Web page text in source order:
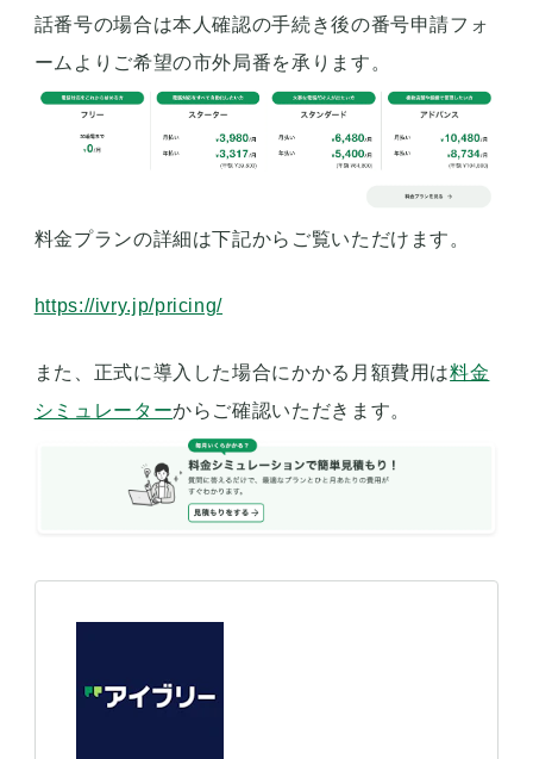
話番号の場合は本人確認の手続き後の番号申請フォ
ームよりご希望の市外局番を承ります。
料金プランの詳細は下記からご覧いただけます。
https://ivry.jp/pricing/
また、正式に導入した場合にかかる月額費用は料金
シミュレーターからご確認いただきます。